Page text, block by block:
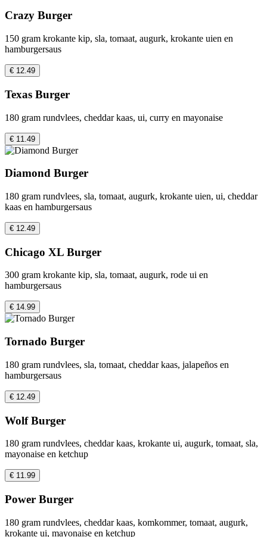
Crazy Burger
150 gram krokante kip, sla, tomaat, augurk, krokante uien en
hamburgersaus
€ 12.49
Texas Burger
180 gram rundvlees, cheddar kaas, ui, curry en mayonaise
€ 11.49
Diamond Burger
180 gram rundvlees, sla, tomaat, augurk, krokante uien, ui, cheddar
kaas en hamburgersaus
€ 12.49
Chicago XL Burger
300 gram krokante kip, sla, tomaat, augurk, rode ui en
hamburgersaus
€ 14.99
Tornado Burger
180 gram rundvlees, sla, tomaat, cheddar kaas, jalapeños en
hamburgersaus
€ 12.49
Wolf Burger
180 gram rundvlees, cheddar kaas, krokante ui, augurk, tomaat, sla,
mayonaise en ketchup
€ 11.99
Power Burger
180 gram rundvlees, cheddar kaas, komkommer, tomaat, augurk,
krokante ui, mayonaise en ketchup